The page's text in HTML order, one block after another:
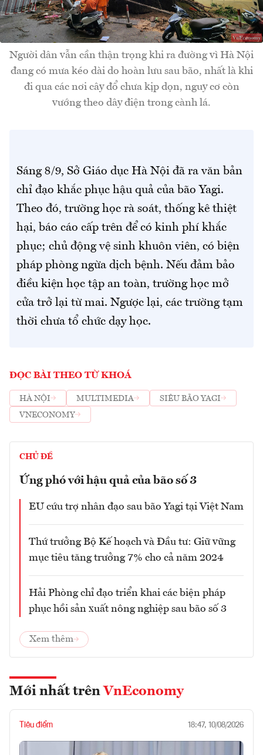
Người dân vẫn cần thận trọng khi ra đường vì Hà Nội
đang có mưa kéo dài do hoàn lưu sau bão, nhất là khi
đi qua các nơi cây đổ chưa kịp dọn, nguy cơ còn
vướng theo dây điện trong cành lá.
Sáng 8/9, Sở Giáo dục Hà Nội đã ra văn bản
chỉ đạo khắc phục hậu quả của bão Yagi.
Theo đó, trường học rà soát, thống kê thiệt
hại, báo cáo cấp trên để có kinh phí khắc
phục; chủ động vệ sinh khuôn viên, có biện
pháp phòng ngừa dịch bệnh. Nếu đảm bảo
điều kiện học tập an toàn, trường học mở
cửa trở lại từ mai. Ngược lại, các trường tạm
thời chưa tổ chức dạy học.
ĐỌC BÀI THEO TỪ KHOÁ
HÀ NỘI MULTIMEDIA
SIÊU BÃO YAGI
VNECONOMY
CHỦ ĐỀ
Ứng phó với hậu quả của bão số 3
EU cứu trợ nhân đạo sau bão Yagi tại Việt Nam
Thứ trưởng Bộ Kế hoạch và Đầu tư: Giữ vững
mục tiêu tăng trưởng 7% cho cả năm 2024
Hải Phòng chỉ đạo triển khai các biện pháp
phục hồi sản xuất nông nghiệp sau bão số 3
Xem thêm
Mới nhất trên VnEconomy
Tiêu điểm 18:47, 10/08/2026